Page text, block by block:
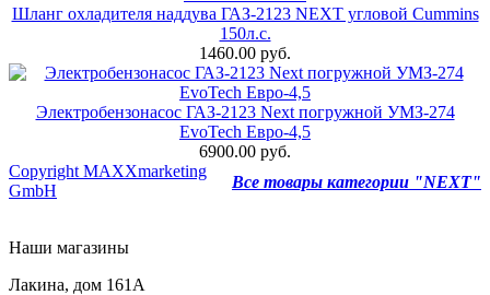
Шланг охладителя наддува ГАЗ-2123 NEXT угловой Cummins
150л.с.
1460.00 руб.
Электробензонасос ГАЗ-2123 Next погружной УМЗ-274
EvoTech Евро-4,5
6900.00 руб.
Все товары категории "NEXT"
Copyright MAXXmarketing
GmbH
Наши магазины
Лакина, дом 161А